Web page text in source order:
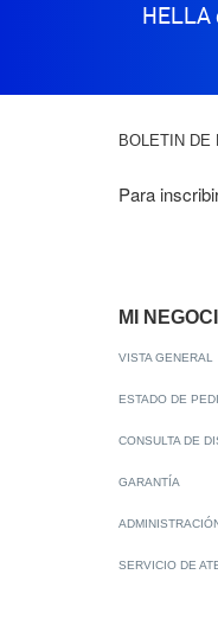
HELLA
BOLETIN DE
Para
MI
VISTA GENERAL
ESTADO DE
GARANTÍA